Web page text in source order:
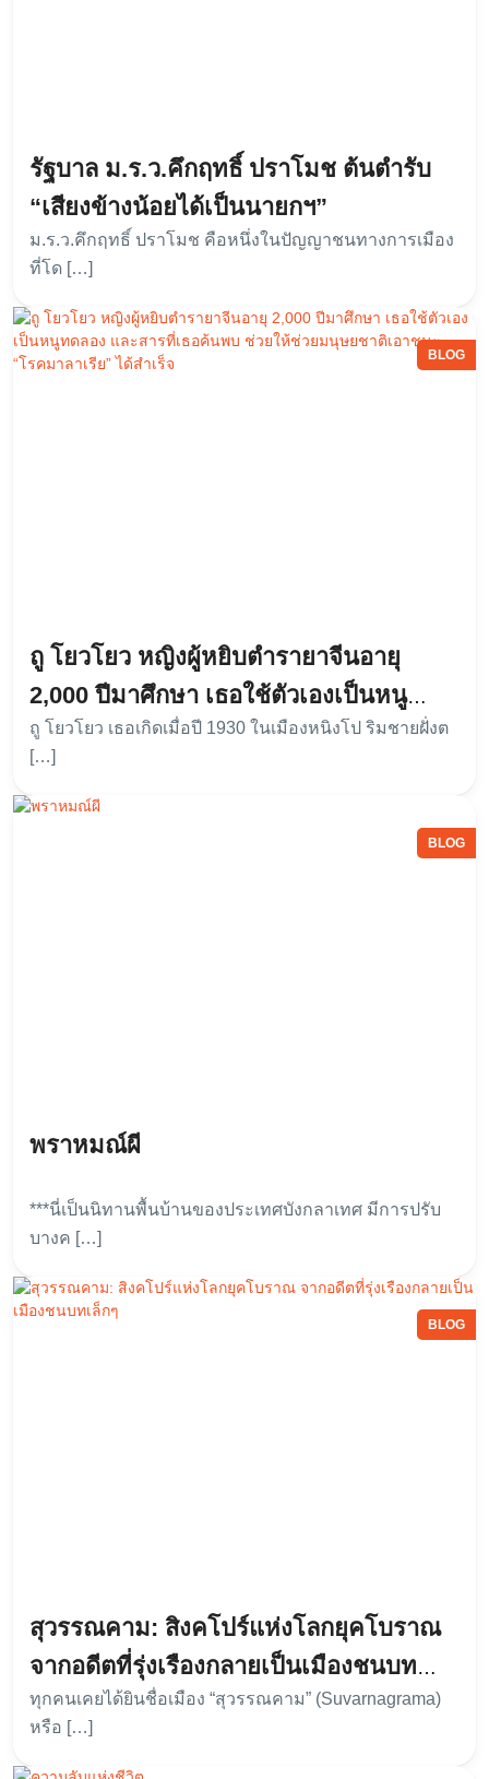
รัฐบาล ม.ร.ว.คึกฤทธิ์ ปราโมช ต้นตำรับ
“เสียงข้างน้อยได้เป็นนายกฯ”
ม.ร.ว.คึกฤทธิ์ ปราโมช คือหนึ่งในปัญญาชนทางการเมือง
ที่โด […]
BLOG
ถู โยวโยว หญิงผู้หยิบตำรายาจีนอายุ
2,000 ปีมาศึกษา เธอใช้ตัวเองเป็นหนู
ทดลอง และสารที่เธอค้นพบ ช่วยให้ช่วย
มนุษยชาติเอาชนะ “โรคมาลาเรีย” ได้
สำเร็จ
ถู โยวโยว เธอเกิดเมื่อปี 1930 ในเมืองหนิงโป ริมชายฝั่งต
[…]
BLOG
พราหมณ์ผี
***นี่เป็นนิทานพื้นบ้านของประเทศบังกลาเทศ มีการปรับ
บางค […]
BLOG
สุวรรณคาม: สิงคโปร์แห่งโลกยุคโบราณ
จากอดีตที่รุ่งเรืองกลายเป็นเมืองชนบท
เล็กๆ
ทุกคนเคยได้ยินชื่อเมือง “สุวรรณคาม” (Suvarnagrama)
หรือ […]